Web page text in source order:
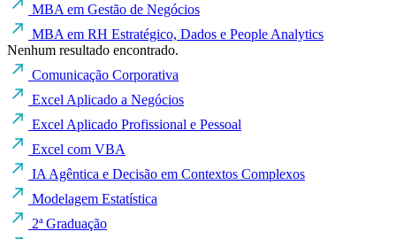
MBA em Gestão de Negócios
MBA em RH Estratégico, Dados e People Analytics
Nenhum resultado encontrado.
Comunicação Corporativa
Excel Aplicado a Negócios
Excel Aplicado Profissional e Pessoal
Excel com VBA
IA Agêntica e Decisão em Contextos Complexos
Modelagem Estatística
2ª Graduação